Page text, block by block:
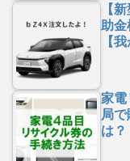
【
助金
【
家電
局
は？